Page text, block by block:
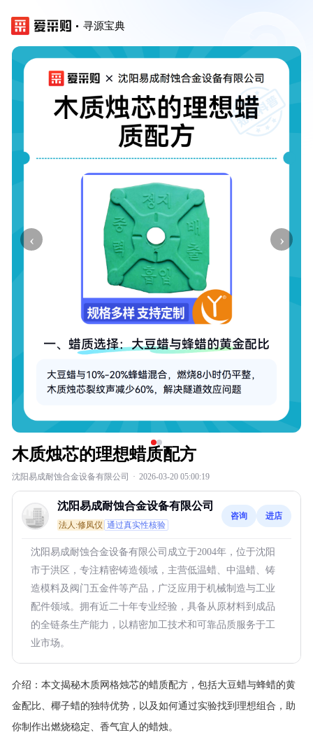
寻源宝典
‹ ›
木质烛芯的理想蜡质配方
沈阳易成耐蚀合金设备有限公司 · 2026-03-20 05:00:19
沈阳易成耐蚀合金设备有限公司
法人:修凤仪 通过真实性核验
咨询 进店
沈阳易成耐蚀合金设备有限公司成立于2004年，位于沈阳
市于洪区，专注精密铸造领域，主营低温蜡、中温蜡、铸
造模料及阀门五金件等产品，广泛应用于机械制造与工业
配件领域。拥有近二十年专业经验，具备从原材料到成品
的全链条生产能力，以精密加工技术和可靠品质服务于工
业市场。
介绍： 本文揭秘木质网格烛芯的蜡质配方，包括大豆蜡与蜂蜡的黄
金配比、椰子蜡的独特优势，以及如何通过实验找到理想组合，助
你制作出燃烧稳定、香气宜人的蜡烛。